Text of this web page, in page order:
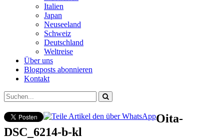
Italien
Japan
Neuseeland
Schweiz
Deutschland
Weltreise
Über uns
Blogposts abonnieren
Kontakt
Oita-
DSC_6214-b-kl